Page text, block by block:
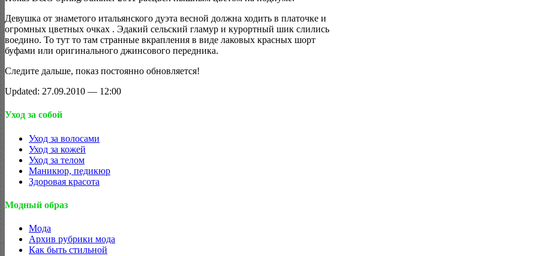
Девушка от знаметого итальянского дуэта весной должна ходить в платочке и
огромных цветных очках . Эдакий сельский гламур и курортный шик слились
воедино. То тут то там странные вкрапления в виде лаковых красных шорт
буфами или оригинального джинсового передника.
Следите дальше, показ постоянно обновляется!
Updated: 27.09.2010 — 12:00
Уход за собой
Уход за волосами
Уход за кожей
Уход за телом
Маникюр, педикюр
Здоровая красота
Модный образ
Мода
Архив рубрики мода
Как быть стильной